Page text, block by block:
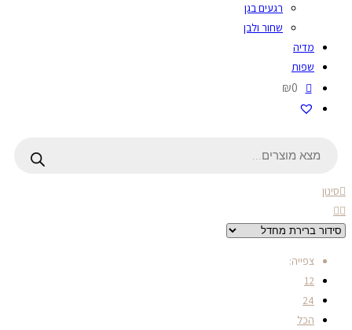
רגעים בגן
שחור ולבן
מדיה
שפות
₪0
search
סינון
צפייה:
12
24
הכל